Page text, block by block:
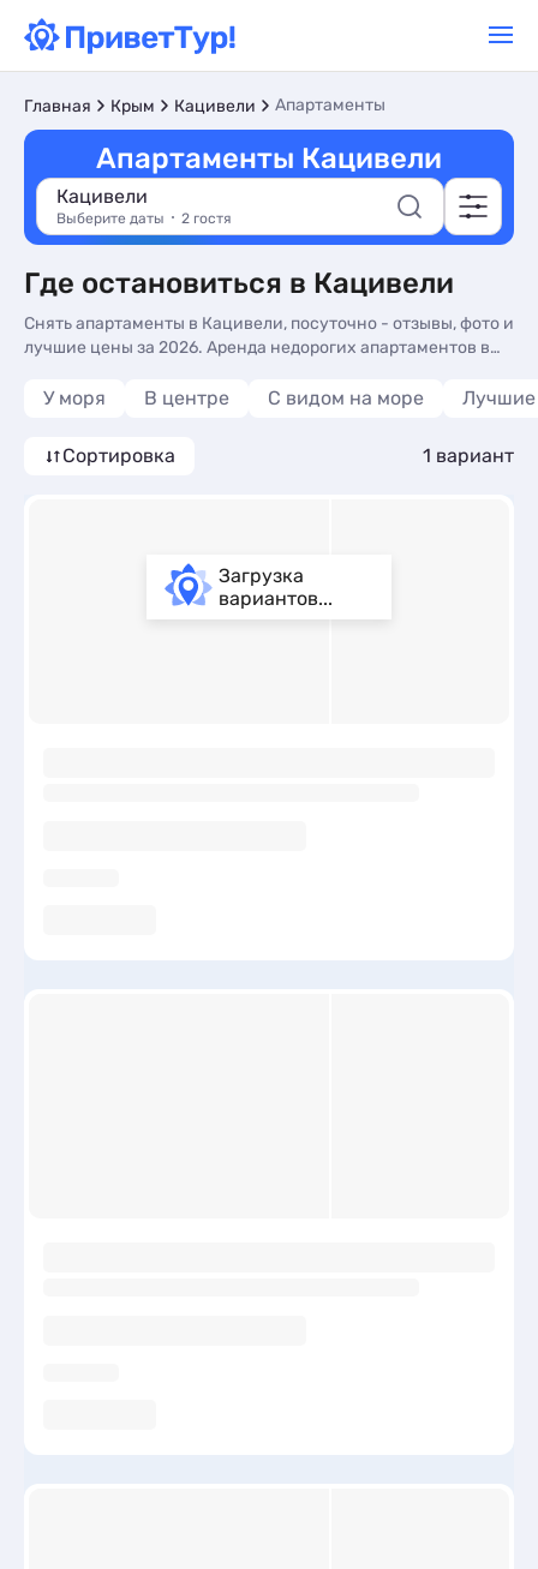
Главная Крым Кацивели Апартаменты
Апартаменты Кацивели
Кацивели
Выберите даты 2 гостя
Где остановиться в Кацивели
Снять апартаменты в Кацивели, посуточно - отзывы, фото и
лучшие цены за 2026. Аренда недорогих апартаментов в
2490 руб, номера с кухней в номере, сменой белья и
У моря В центре С видом на море Лучшие
Сортировка 1 вариант
Загрузка
вариантов...